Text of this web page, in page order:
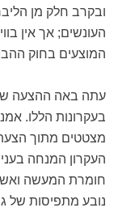
ובקרב חלק מן
העונשים; אך אין
המוצעים בחוק
עתה באה ההצעה
בעקרונות הללו.
מצטטים מתוך
העקרון המנחה
חומרת המעשה
נובע מתפיסות של